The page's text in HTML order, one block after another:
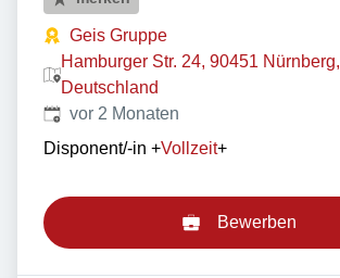
Geis Gruppe
Hamburger Str. 24, 90451 Nürnberg,
Deutschland
Veröffentlicht:
vor 2 Monaten
Disponent/-in +Vollzeit+
Bewerben